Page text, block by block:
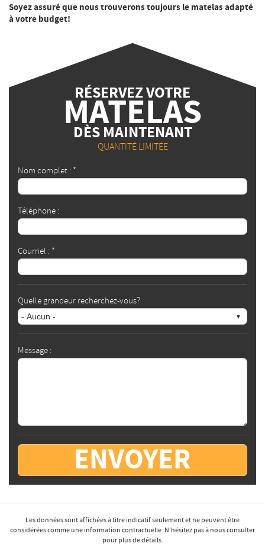
Soyez assuré que nous trouverons toujours le matelas adapté
à votre budget!
RÉSERVEZ VOTRE
MATELAS
DÈS MAINTENANT
QUANTITÉ LIMITÉE
Nom complet : *
Téléphone :
Courriel : *
Quelle grandeur recherchez-vous?
Message :
ENVOYER
Les données sont affichées à titre indicatif seulement et ne peuvent être
considérées comme une information contractuelle. N'hésitez pas à nous consulter
pour plus de détails.